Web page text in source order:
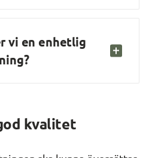
vi en enhetlig
kvalitet